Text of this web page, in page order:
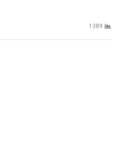
1389